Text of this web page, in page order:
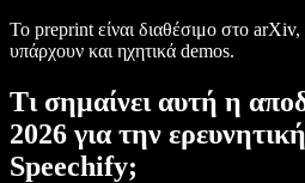
Το preprint είναι διαθέσιμο στο
υπάρχουν και ηχητικά demos.
Τι σημαίνει αυτή η
2026 για την
Speechify;